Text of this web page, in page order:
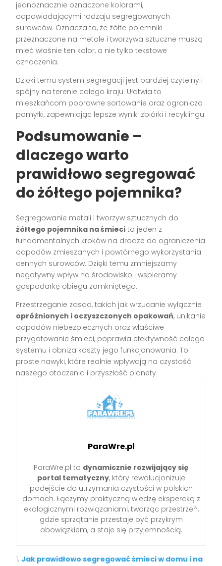
jednoznacznie oznaczone kolorami,
odpowiadającymi rodzaju segregowanych
surowców. Oznacza to, że żółte pojemniki
przeznaczone na metale i tworzywa sztuczne muszą
mieć właśnie ten kolor, a nie tylko tekstowe
oznaczenia.
Dzięki temu system segregacji jest bardziej czytelny i
spójny na terenie całego kraju. Ułatwia to
mieszkańcom poprawne sortowanie oraz ogranicza
pomyłki, zapewniając lepsze wyniki zbiórki i recyklingu.
Podsumowanie –
dlaczego warto
prawidłowo segregować
do żółtego pojemnika?
Segregowanie metali i tworzyw sztucznych do
żółtego pojemnika na śmieci to jeden z
fundamentalnych kroków na drodze do ograniczenia
odpadów zmieszanych i powtórnego wykorzystania
cennych surowców. Dzięki temu zmniejszamy
negatywny wpływ na środowisko i wspieramy
gospodarkę obiegu zamkniętego.
Przestrzeganie zasad, takich jak wrzucanie wyłącznie
opróżnionych i oczyszczonych opakowań, unikanie
odpadów niebezpiecznych oraz właściwe
przygotowanie śmieci, poprawia efektywność całego
systemu i obniża koszty jego funkcjonowania. To
proste nawyki, które realnie wpływają na czystość
naszego otoczenia i przyszłość planety.
ParaWre.pl
ParaWre.pl to dynamicznie rozwijający się
portal tematyczny, który rewolucjonizuje
podejście do utrzymania czystości w polskich
domach. Łączymy praktyczną wiedzę ekspercką z
ekologicznymi rozwiązaniami, tworząc przestrzeń,
gdzie sprzątanie przestaje być przykrym
obowiązkiem, a staje się przyjemnością.
Jak prawidłowo segregować śmieci w domu i na